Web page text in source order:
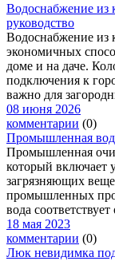
Водоснабжение из
руководство
Водоснабжение из
экономичных
доме и на даче.
подключения к
важно для
08 июня 2026
комментарии (0)
Промышленная
Промышленная
который включает
загрязняющих
промышленных
вода
18 мая 2023
комментарии (0)
Люк невидимка